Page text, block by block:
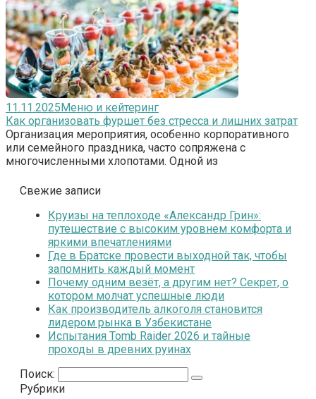
11.11.2025Меню и кейтеринг
Как организовать фуршет без стресса и лишних затрат
Организация мероприятия, особенно корпоративного
или семейного праздника, часто сопряжена с
многочисленными хлопотами. Одной из
Свежие записи
Круизы на теплоходе «Александр Грин»:
путешествие с высоким уровнем комфорта и
яркими впечатлениями
Где в Братске провести выходной так, чтобы
запомнить каждый момент
Почему одним везёт, а другим нет? Секрет, о
котором молчат успешные люди
Как производитель алкоголя становится
лидером рынка в Узбекистане
Испытания Tomb Raider 2026 и тайные
проходы в древних руинах
Поиск:
Рубрики